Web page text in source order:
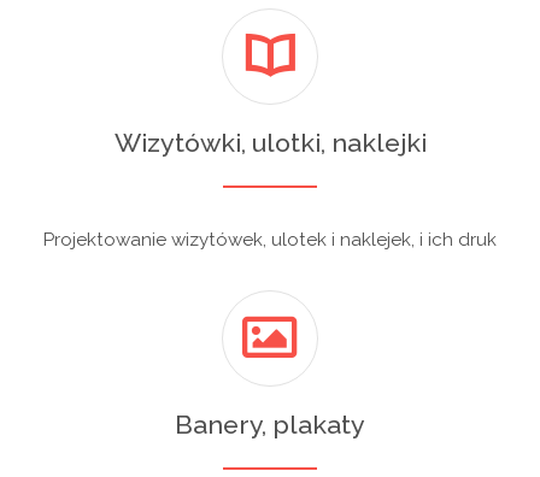
Wizytówki, ulotki, naklejki
Projektowanie wizytówek, ulotek i naklejek, i ich druk
Banery, plakaty